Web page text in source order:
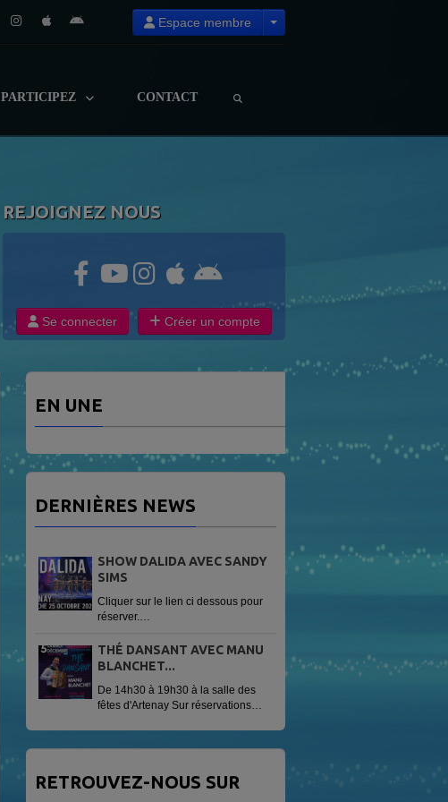
Espace membre
PARTICIPEZ CONTACT
REJOIGNEZ NOUS
Se connecter Créer un compte
EN UNE
DERNIÈRES NEWS
SHOW DALIDA AVEC SANDY
SIMS
Cliquer sur le lien ci dessous pour
réserver.
vag/evenements/sandy-sims-
show-dalida
THÉ DANSANT AVEC MANU
BLANCHET...
De 14h30 à 19h30 à la salle des
fêtes d'Artenay Sur réservations
RETROUVEZ-NOUS SUR